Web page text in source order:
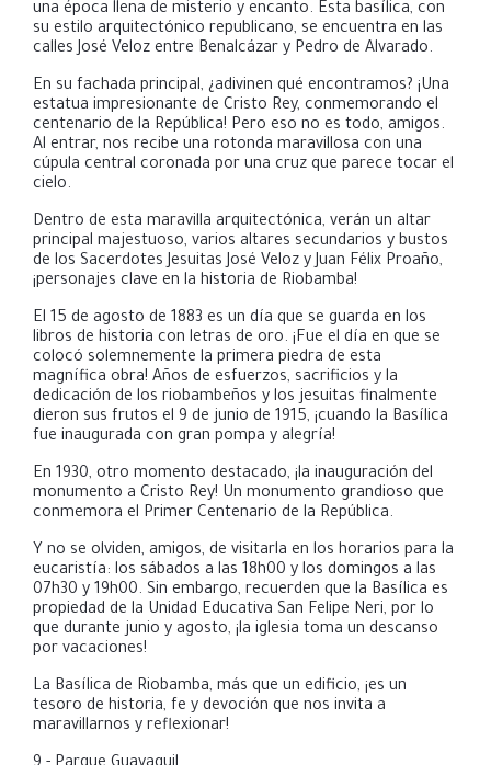
una época llena de misterio y encanto. Esta basílica, con
su estilo arquitectónico republicano, se encuentra en las
calles José Veloz entre Benalcázar y Pedro de Alvarado.
En su fachada principal, ¿adivinen qué encontramos? ¡Una
estatua impresionante de Cristo Rey, conmemorando el
centenario de la República! Pero eso no es todo, amigos.
Al entrar, nos recibe una rotonda maravillosa con una
cúpula central coronada por una cruz que parece tocar el
cielo.
Dentro de esta maravilla arquitectónica, verán un altar
principal majestuoso, varios altares secundarios y bustos
de los Sacerdotes Jesuitas José Veloz y Juan Félix Proaño,
¡personajes clave en la historia de Riobamba!
El 15 de agosto de 1883 es un día que se guarda en los
libros de historia con letras de oro. ¡Fue el día en que se
colocó solemnemente la primera piedra de esta
magnífica obra! Años de esfuerzos, sacrificios y la
dedicación de los riobambeños y los jesuitas finalmente
dieron sus frutos el 9 de junio de 1915, ¡cuando la Basílica
fue inaugurada con gran pompa y alegría!
En 1930, otro momento destacado, ¡la inauguración del
monumento a Cristo Rey! Un monumento grandioso que
conmemora el Primer Centenario de la República.
Y no se olviden, amigos, de visitarla en los horarios para la
eucaristía: los sábados a las 18h00 y los domingos a las
07h30 y 19h00. Sin embargo, recuerden que la Basílica es
propiedad de la Unidad Educativa San Felipe Neri, por lo
que durante junio y agosto, ¡la iglesia toma un descanso
por vacaciones!
La Basílica de Riobamba, más que un edificio, ¡es un
tesoro de historia, fe y devoción que nos invita a
maravillarnos y reflexionar!